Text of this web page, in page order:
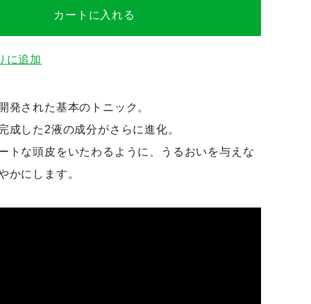
カートに入れる
に追加
発された基本のトニック。
成した2液の成分がさらに進化。
トな頭皮をいたわるように、うるおいを与えな
かにします。